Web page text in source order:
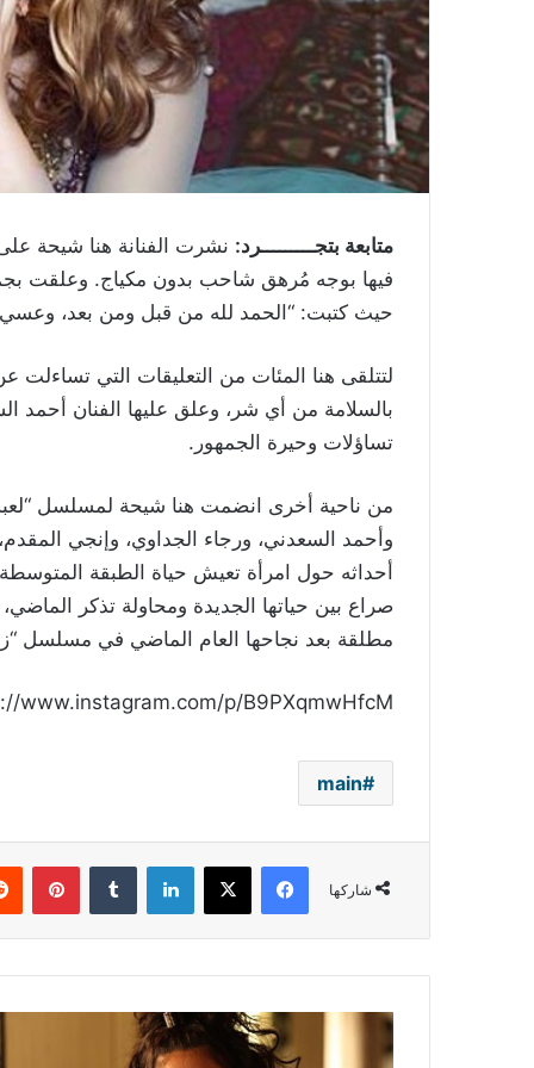
متابعة بتجـــــــــرد: نشرت الفنانة هنا شيحة
فيها بوجه مُرهق شاحب بدون مكياج. وعلقت
حيث كتبت: “الحمد لله من قبل ومن بعد، وعسي
لتتلقى هنا المئات من التعليقات التي تساءلت
بالسلامة من أي شر، وعلق عليها الفنان أحمد
تساؤلات وحيرة الجمهور.
من ناحية أخرى انضمت هنا شيحة لمسلسل “لعبة
وأحمد السعدني، ورجاء الجداوي، وإنجي
أحداثه حول امرأة تعيش حياة الطبقة
صراع بين حياتها الجديدة ومحاولة تذكر
مطلقة بعد نجاحها العام الماضي في مسلسل
www.instagram.com/p/B9PXqmwHfcM/
main
شاركها
فيسبوك ‫X لينكدإن
روبي
تشارك